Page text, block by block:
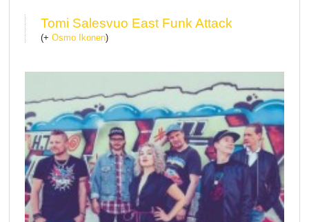
Tomi Salesvuo East Funk Attack
(+ Osmo Ikonen)